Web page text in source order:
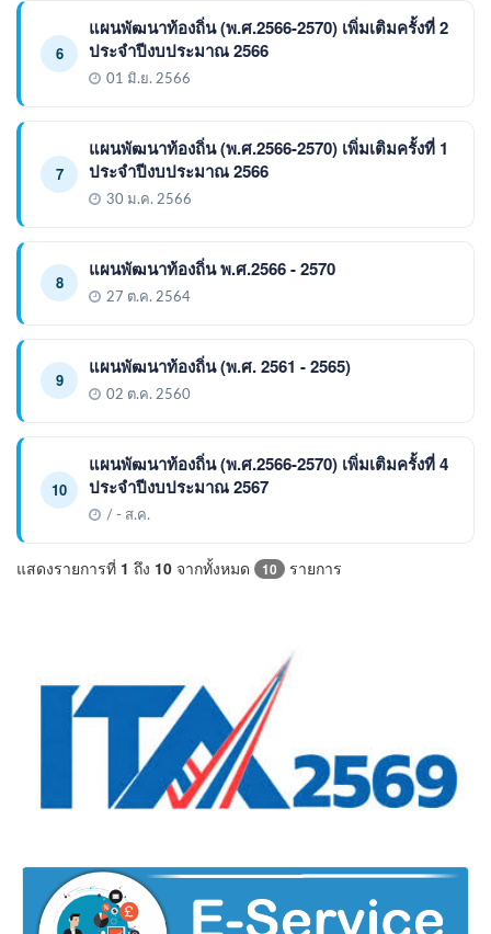
6
แผนพัฒนาท้องถิ่น (พ.ศ.2566-2570) เพิ่มเติมครั้งที่ 2
ประจำปีงบประมาณ 2566
01 มิ.ย. 2566
7
แผนพัฒนาท้องถิ่น (พ.ศ.2566-2570) เพิ่มเติมครั้งที่ 1
ประจำปีงบประมาณ 2566
30 ม.ค. 2566
8
แผนพัฒนาท้องถิ่น พ.ศ.2566 - 2570
27 ต.ค. 2564
9
แผนพัฒนาท้องถิ่น (พ.ศ. 2561 - 2565)
02 ต.ค. 2560
10
แผนพัฒนาท้องถิ่น (พ.ศ.2566-2570) เพิ่มเติมครั้งที่ 4
ประจำปีงบประมาณ 2567
/ - ส.ค.
แสดงรายการที่ 1 ถึง 10 จากทั้งหมด 10 รายการ